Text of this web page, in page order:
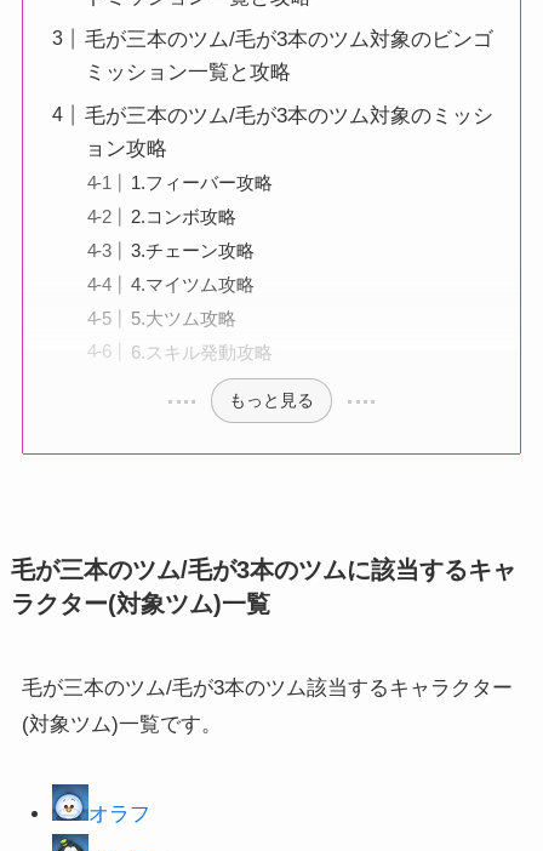
毛が三本のツム/毛が3本のツム対象のビンゴ
ミッション一覧と攻略
毛が三本のツム/毛が3本のツム対象のミッシ
ョン攻略
1.フィーバー攻略
2.コンボ攻略
3.チェーン攻略
4.マイツム攻略
5.大ツム攻略
6.スキル発動攻略
もっと見る
毛が三本のツム/毛が3本のツムに該当するキャ
ラクター(対象ツム)一覧
毛が三本のツム/毛が3本のツム該当するキャラクター
(対象ツム)一覧です。
オラフ